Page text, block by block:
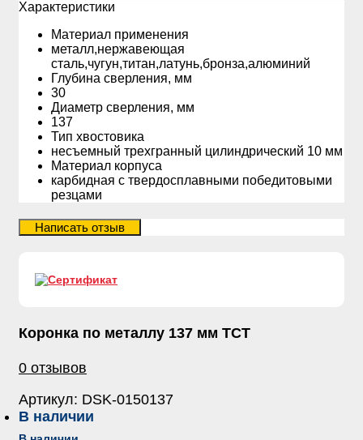
Xарактеристики
Материал применения
металл,нержавеющая
сталь,чугун,титан,латунь,бронза,алюминий
Глубина сверления, мм
30
Диаметр сверления, мм
137
Тип хвостовика
несъемный трехгранный цилиндрический 10 мм
Материал корпуса
карбидная с твердосплавными победитовыми
резцами
Коронка по металлу 137 мм ТСТ
0 отзывов
Артикул: DSK-0150137
В наличии